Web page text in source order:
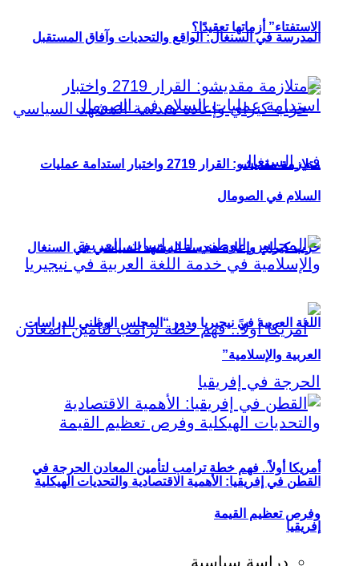
الاستفتاء” أزماتها تعقيدًا؟
حزب كيراي وإعادة هندسة المشهد السياسي في السنغال
أمريكا أولاً.. فهم خطة ترامب لتأمين المعادن الحرجة في
إفريقيا
المدرسة في السنغال: الواقع والتحديات وآفاق المستقبل
متلازمة مقديشو: القرار 2719 واختبار استدامة عمليات
السلام في الصومال
اللغة العربية في نيجيريا ودور “المجلس الوطني للدراسات
العربية والإسلامية”
القطن في إفريقيا: الأهمية الاقتصادية والتحديات الهيكلية
وفرص تعظيم القيمة
دراسة سياسية